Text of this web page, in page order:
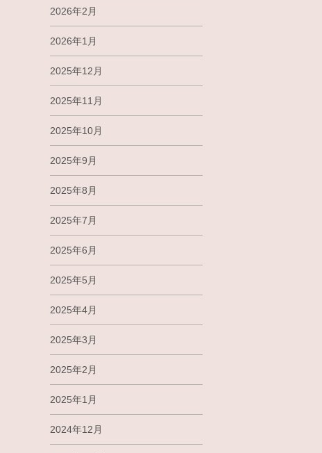
2026年2月
2026年1月
2025年12月
2025年11月
2025年10月
2025年9月
2025年8月
2025年7月
2025年6月
2025年5月
2025年4月
2025年3月
2025年2月
2025年1月
2024年12月